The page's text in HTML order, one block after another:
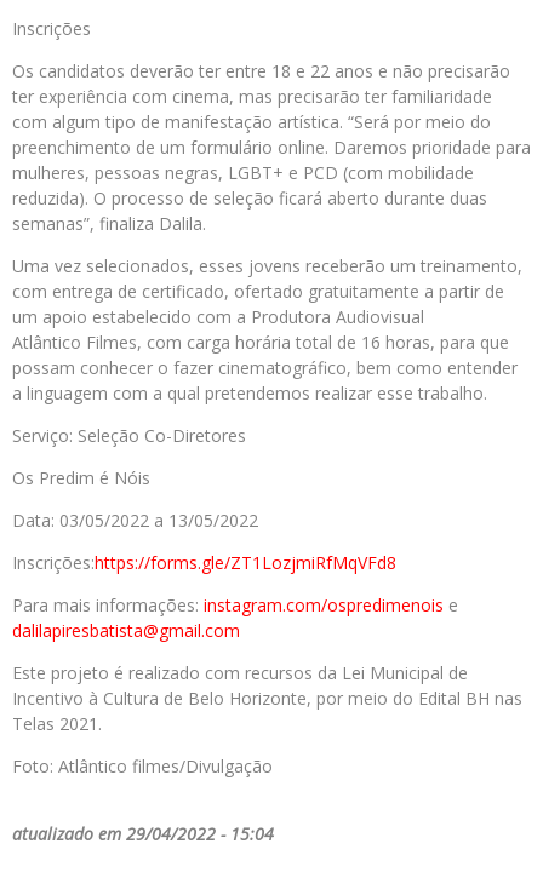
Inscrições
Os candidatos deverão ter entre 18 e 22 anos e não precisarão
ter experiência com cinema, mas precisarão ter familiaridade
com algum tipo de manifestação artística. “Será por meio do
preenchimento de um formulário online. Daremos prioridade para
mulheres, pessoas negras, LGBT+ e PCD (com mobilidade
reduzida). O processo de seleção ficará aberto durante duas
semanas”, finaliza Dalila.
Uma vez selecionados, esses jovens receberão um treinamento,
com entrega de certificado, ofertado gratuitamente a partir de
um apoio estabelecido com a Produtora Audiovisual
Atlântico Filmes, com carga horária total de 16 horas, para que
possam conhecer o fazer cinematográfico, bem como entender
a linguagem com a qual pretendemos realizar esse trabalho.
Serviço: Seleção Co-Diretores
Os Predim é Nóis
Data: 03/05/2022 a 13/05/2022
Inscrições:https://forms.gle/ZT1LozjmiRfMqVFd8
Para mais informações: instagram.com/ospredimenois e
dalilapiresbatista@gmail.com
Este projeto é realizado com recursos da Lei Municipal de
Incentivo à Cultura de Belo Horizonte, por meio do Edital BH nas
Telas 2021.
Foto: Atlântico filmes/Divulgação
atualizado em 29/04/2022 - 15:04